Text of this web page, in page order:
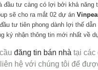
đầu tư càng có lợi bởi khả năng
sẽ cho ra mắt 02 dự án
tư tiên phong dành lợi thế
ký nhận thông tin mới nhất về
đăng tin bán nhà tại các
hệ với chúng tôi để